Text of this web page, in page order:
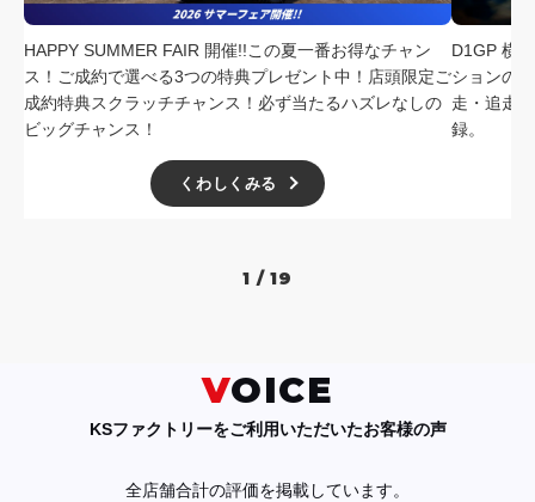
HAPPY SUMMER FAIR 開催!!この夏一番お得なチャン
ス！ご成約で選べる3つの特典プレゼント中！店頭限定ご
成約特典スクラッチチャンス！必ず当たるハズレなしの
ビッグチャンス！
くわしくみる
D1GP 横
ションの
走・追走
録。
1 / 19
VOICE
KSファクトリーをご利用いただいたお客様の声
全店舗合計の評価を掲載しています。